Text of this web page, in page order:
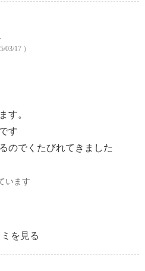
03/17 ）
す。
す
のでくたびれてきました
います
を見る